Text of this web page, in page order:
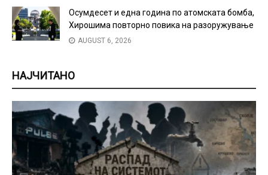
Осумдесет и една година по атомската бомба,
Хирошима повторно повика на разоружување
AUGUST 6, 2026
НАЈЧИТАНО